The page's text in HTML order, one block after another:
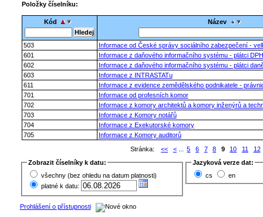
Položky číselníku:
Kód Název
503
Informace od České správy sociálního zabezpečení -
601
Informace z daňového informačního systému - plátci DPH
602
Informace z daňového informačního systému - plátci
603
Informace z INTRASTATu
611
Informace z evidence zemědělského podnikatele -
701
Informace od profesních komor
702
Informace z komory architektů a komory inženýrů a
703
Informace z Komory notářů
704
Informace z Exekutorské komory
705
Informace z Komory auditorů
Stránka:
<< <... 5 6 7 8 9 10 11
12
Zobrazit číselníky k datu:
všechny (bez ohledu na datum platnosti)
platné k datu:
Jazyková verze dat:
cs
en
Prohlášení o přístupnosti